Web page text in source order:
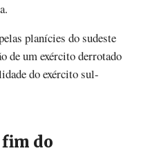
planícies do sudeste
de um exército derrotado
do exército sul-
fim do